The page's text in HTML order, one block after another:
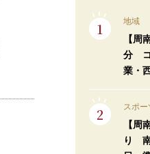
地域
【周
分 コ
業・
スポー
【周
り